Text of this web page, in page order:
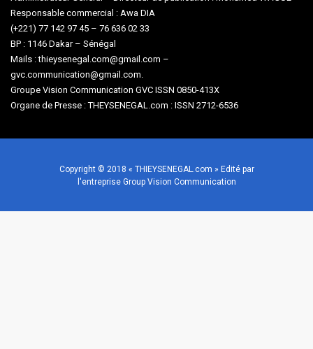
Responsable commercial : Awa DIA
(+221) 77 142 97 45 – 76 636 02 33
BP : 1146 Dakar – Sénégal
Mails : thieysenegal.com@gmail.com –
gvc.communication@gmail.com.
Groupe Vision Communication GVC ISSN 0850-413X
Organe de Presse : THEYSENEGAL.com : ISSN 2712-6536
Copyright © 2018 « THIEYSENEGAL.com » Edité par
l'entreprise Group Vision Communication